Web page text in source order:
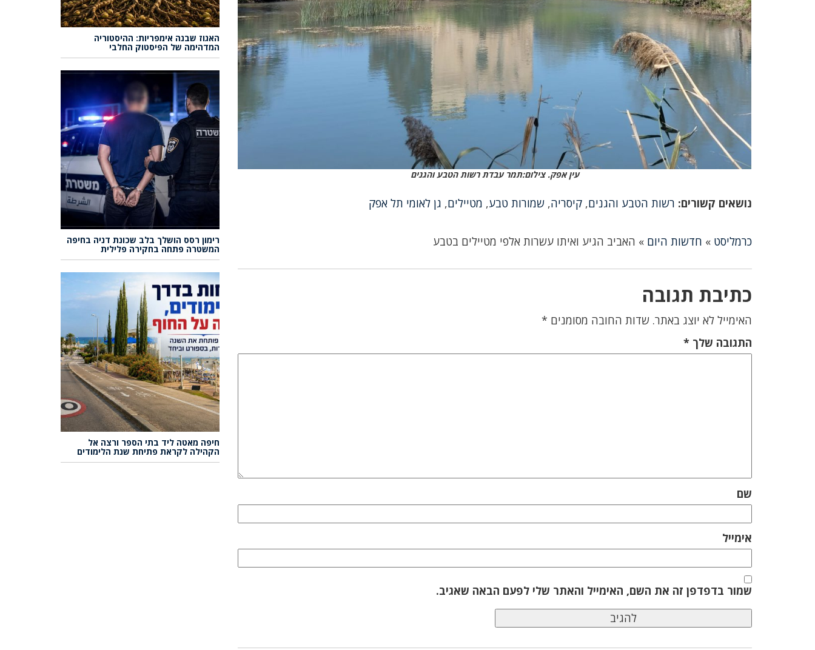
עין אפק. צילום:תמר עבדת רשות הטבע והגנים
נושאים קשורים: רשות הטבע והגנים,קיסריה,שמורות טבע, מטיילים, גן לאומי תל אפק
כרמליסט » חדשות היום » האביב הגיע ואיתו עשרות אלפי מטיילים בטבע
כתיבת תגובה
האימייל לא יוצג באתר. שדות החובה מסומנים *
התגובה שלך*
שם
אימייל
שמור בדפדפן זה את השם, האימייל והאתר שלי לפעם הבאה שאגיב.
האגוז שבנה אימפריות: ההיסטוריה
המדהימה של הפיסטוק החלבי
רימון רסס הושלך בלב שכונת דניה בחיפה
המשטרה פתחה בחקירה פלילית
חיפה מאטה ליד בתי הספר ורצה אל
הקהילה לקראת פתיחת שנת הלימודים